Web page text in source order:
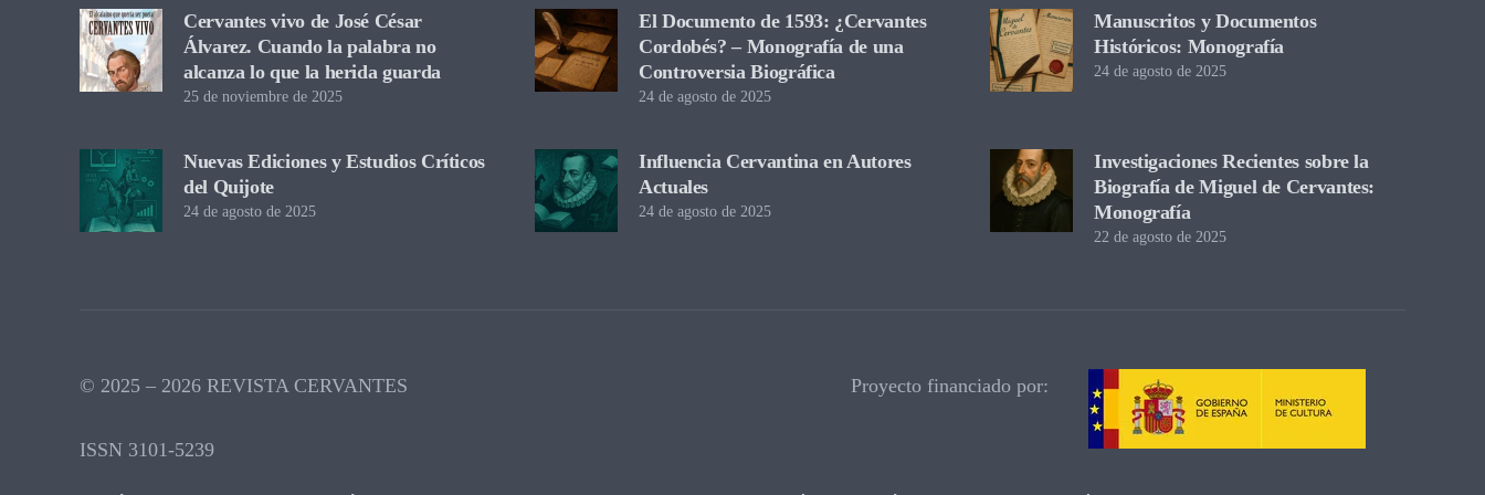
Cervantes vivo de José César
Álvarez. Cuando la palabra no
alcanza lo que la herida guarda
25 de noviembre de 2025
El Documento de 1593: ¿Cervantes
Cordobés? – Monografía de una
Controversia Biográfica
24 de agosto de 2025
Manuscritos y Documentos
Históricos: Monografía
24 de agosto de 2025
Nuevas Ediciones y Estudios Críticos
del Quijote
24 de agosto de 2025
Influencia Cervantina en Autores
Actuales
24 de agosto de 2025
Investigaciones Recientes sobre la
Biografía de Miguel de Cervantes:
Monografía
22 de agosto de 2025
© 2025 – 2026 REVISTA CERVANTES
ISSN 3101-5239
Proyecto financiado por: